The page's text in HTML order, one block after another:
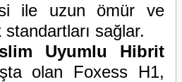
ile uzun ömür ve
sağlar.
Uyumlu Hibrit
olan Foxess H1,